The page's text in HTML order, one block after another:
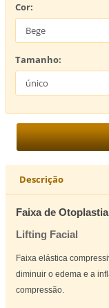
Cor:
Tamanho:
Descrição
Faixa de Otoplastia
Lifting Facial
Faixa elástica
diminuir o edema e a
compressão.